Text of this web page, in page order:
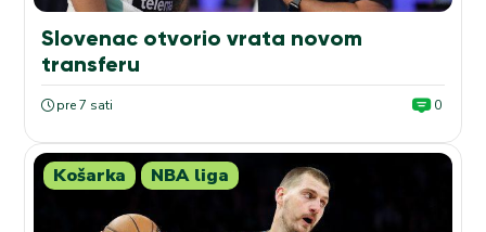
Slovenac otvorio vrata novom
transferu
pre 7 sati 0
Košarka NBA liga